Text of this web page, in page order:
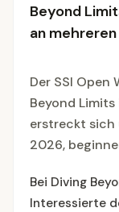
Beyond
an
Der SSI Open
Beyond
erstreckt sich
2026,
Bei Diving
Interessierte